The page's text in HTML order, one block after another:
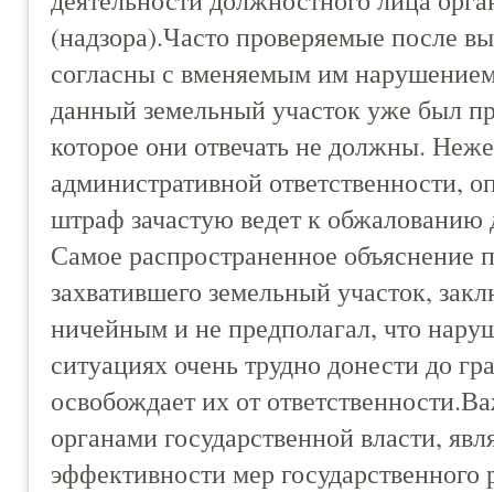
(надзора).Часто проверяемые после
согласны с вменяемым им
данный земельный участок уже был
которое они отвечать не должны.
административной ответственности,
штраф зачастую ведет к обжалованию
Самое распространенное объяснение
захватившего земельный участок,
ничейным и не предполагал, что
ситуациях очень трудно донести до
освобождает их от
органами государственной власти,
эффективности мер